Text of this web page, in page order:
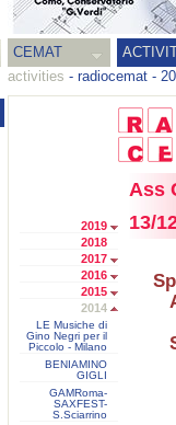
CEMAT
activities - radiocemat -
2019
2018
2017
2016
2015
2014
LE Musiche di
Gino Negri per il
Piccolo - Milano
BENIAMINO
GIGLI
GAMRoma-
SAXFEST-
S.Sciarrino
Ass
13/